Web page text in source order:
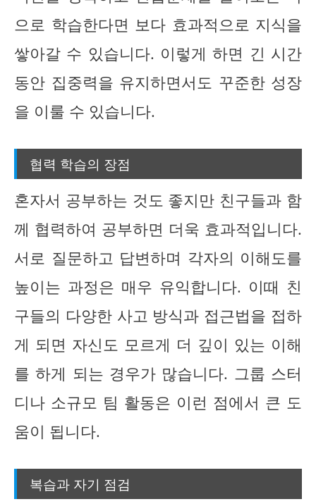
으로 학습한다면 보다 효과적으로 지식을
쌓아갈 수 있습니다. 이렇게 하면 긴 시간
동안 집중력을 유지하면서도 꾸준한 성장
을 이룰 수 있습니다.
협력 학습의 장점
혼자서 공부하는 것도 좋지만 친구들과 함
께 협력하여 공부하면 더욱 효과적입니다.
서로 질문하고 답변하며 각자의 이해도를
높이는 과정은 매우 유익합니다. 이때 친
구들의 다양한 사고 방식과 접근법을 접하
게 되면 자신도 모르게 더 깊이 있는 이해
를 하게 되는 경우가 많습니다. 그룹 스터
디나 소규모 팀 활동은 이런 점에서 큰 도
움이 됩니다.
복습과 자기 점검